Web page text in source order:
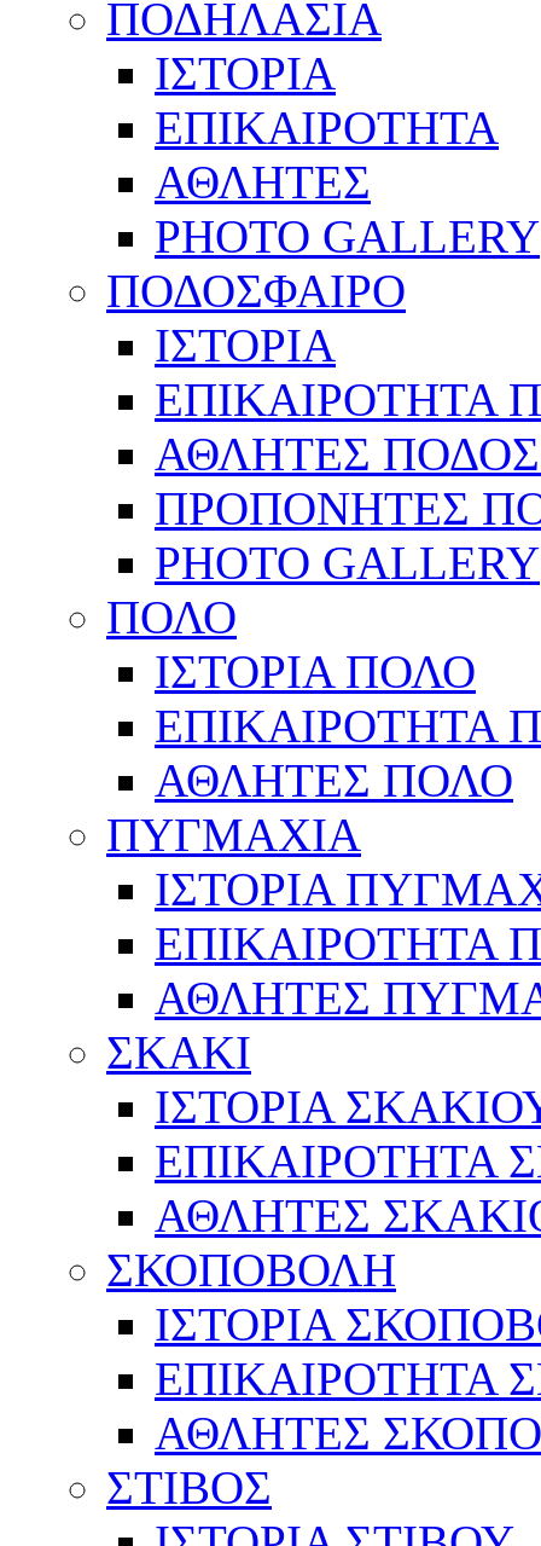
ΠΟΔΗΛΑΣΙΑ
ΙΣΤΟΡΙΑ
ΕΠΙΚΑΙΡΟΤΗΤΑ
ΑΘΛΗΤΕΣ
PHOTO GALLERY
ΠΟΔΟΣΦΑΙΡΟ
ΙΣΤΟΡΙΑ
ΕΠΙΚΑΙΡΟΤΗΤΑ
ΑΘΛΗΤΕΣ
ΠΡΟΠΟΝΗΤΕΣ
PHOTO GALLERY
ΠΟΛΟ
ΙΣΤΟΡΙΑ ΠΟΛΟ
ΕΠΙΚΑΙΡΟΤΗΤΑ
ΑΘΛΗΤΕΣ ΠΟΛΟ
ΠΥΓΜΑΧΙΑ
ΙΣΤΟΡΙΑ
ΕΠΙΚΑΙΡΟΤΗΤΑ
ΑΘΛΗΤΕΣ
ΣΚΑΚΙ
ΙΣΤΟΡΙΑ
ΕΠΙΚΑΙΡΟΤΗΤΑ
ΑΘΛΗΤΕΣ
ΣΚΟΠΟΒΟΛΗ
ΙΣΤΟΡΙΑ
ΕΠΙΚΑΙΡΟΤΗΤΑ
ΑΘΛΗΤΕΣ
ΣΤΙΒΟΣ